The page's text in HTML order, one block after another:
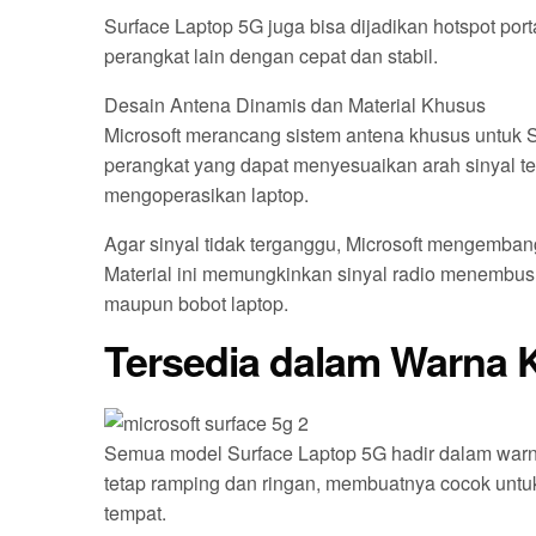
Surface Laptop 5G juga bisa dijadikan hotspot
perangkat lain dengan cepat dan stabil.
Desain Antena Dinamis dan Material Khusus
Microsoft merancang sistem antena khusus untuk
perangkat yang dapat menyesuaikan arah sinyal
mengoperasikan laptop.
Agar sinyal tidak terganggu, Microsoft
Material ini memungkinkan sinyal radio
maupun bobot laptop.
Tersedia dalam Warna
Semua model Surface Laptop 5G hadir dalam
tetap ramping dan ringan, membuatnya cocok
tempat.